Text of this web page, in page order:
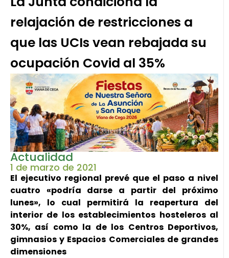
relajación de restricciones a
que las UCIs vean rebajada su
ocupación Covid al 35%
Actualidad
1 de marzo de 2021
El ejecutivo regional prevé que el paso a nivel
cuatro «podría darse a partir del próximo
lunes», lo cual permitirá la reapertura del
interior de los establecimientos hosteleros al
30%, así como la de los Centros Deportivos,
gimnasios y Espacios Comerciales de grandes
dimensiones